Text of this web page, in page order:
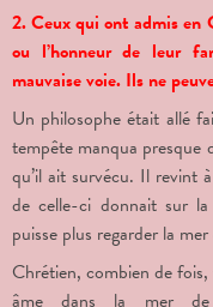
2. Ceux qui ont admis en
ou l’honneur de leur
mauvaise voie. Ils ne
Un philosophe était allé
tempête manqua presque
qu’il ait survécu. Il revint
de celle-ci donnait sur
puisse plus regarder la
Chrétien, combien de
âme dans la mer